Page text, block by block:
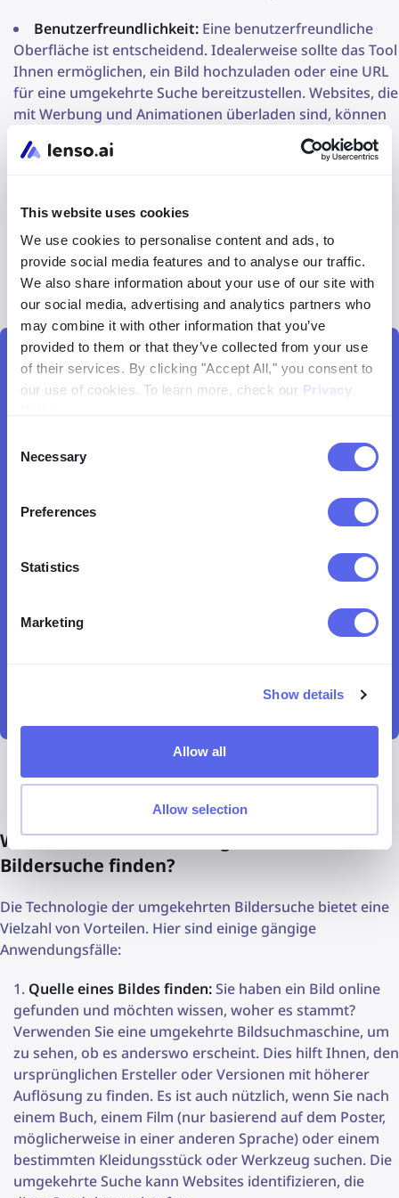
This website uses cookies
We use cookies to personalise content and ads, to
provide social media features and to analyse our traffic.
We also share information about your use of our site with
our social media, advertising and analytics partners who
may combine it with other information that you’ve
provided to them or that they’ve collected from your use
of their services. By clicking "Accept All," you consent to
our use of cookies. To learn more, check our Privacy
Selection
Necessary
Preferences
Statistics
Marketing
Show details
Allow all
Allow selection
Benutzerfreundlichkeit: Eine benutzerfreundliche
Oberfläche ist entscheidend. Idealerweise sollte das Tool
Ihnen ermöglichen, ein Bild hochzuladen oder eine URL
für eine umgekehrte Suche bereitzustellen. Websites, die
mit Werbung und Animationen überladen sind, können
frustrierend sein und Benutzer dazu bringen, nach
einfacheren Alternativen zu suchen.
Datenschutzrichtlinien des Tools. Eine Website ohne
klare oder leicht zugängliche Datenschutzrichtlinien ist
ein Warnsignal. Es ist besser, eine zuverlässigere Option
zu finden, die Ihre Privatsphäre respektiert.
AI-Bildsuche
Was kann ich mit der umgekehrten
Bildersuche finden?
Die Technologie der umgekehrten Bildersuche bietet eine
Vielzahl von Vorteilen. Hier sind einige gängige
Anwendungsfälle:
Quelle eines Bildes finden:Sie haben ein Bild online
gefunden und möchten wissen, woher es stammt?
Verwenden Sie eine umgekehrte Bildsuchmaschine, um
zu sehen, ob es anderswo erscheint. Dies hilft Ihnen, den
ursprünglichen Ersteller oder Versionen mit höherer
Auflösung zu finden. Es ist auch nützlich, wenn Sie nach
einem Buch, einem Film (nur basierend auf dem Poster,
möglicherweise in einer anderen Sprache) oder einem
bestimmten Kleidungsstück oder Werkzeug suchen. Die
umgekehrte Suche kann Websites identifizieren, die